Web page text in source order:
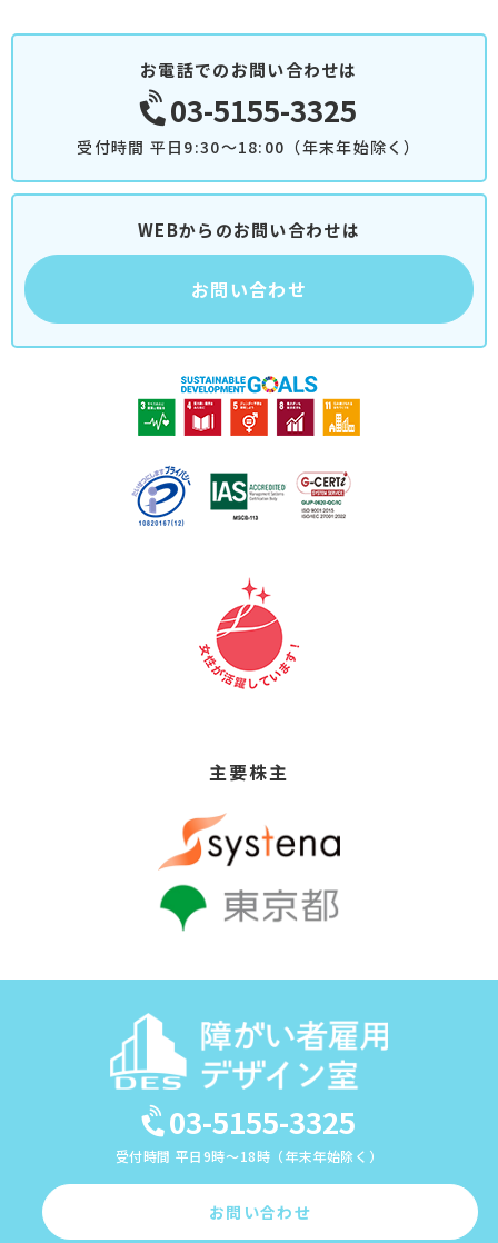
お電話でのお問い合わせは
03-5155-3325
受付時間 平日9:30～18:00（年末年始除く）
WEBからのお問い合わせは
お問い合わせ
主要株主
03-5155-3325
受付時間 平日9時～18時（年末年始除く）
お問い合わせ